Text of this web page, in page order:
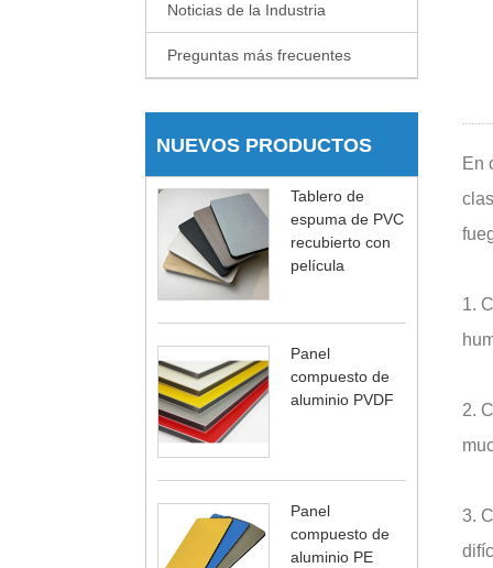
Noticias de la Industria
Preguntas más frecuentes
NUEVOS PRODUCTOS
Tablero de
espuma de PVC
recubierto con
película
Panel
compuesto de
aluminio PVDF
Panel
compuesto de
aluminio PE
En
1.
2.
3.